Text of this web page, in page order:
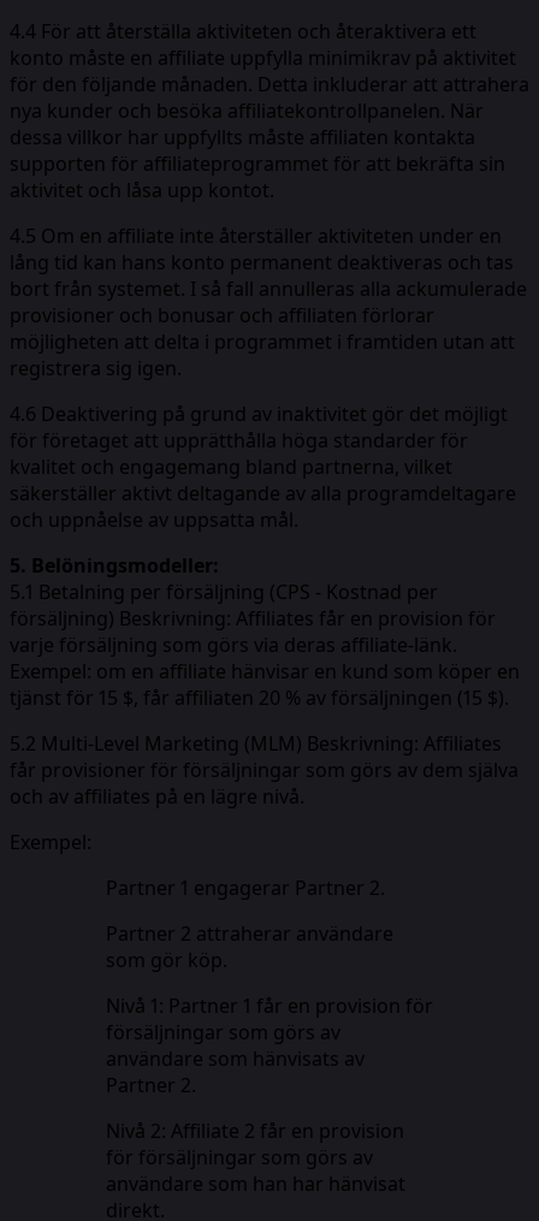
4.4 För att återställa aktiviteten och återaktivera ett
konto måste en affiliate uppfylla minimikrav på aktivitet
för den följande månaden. Detta inkluderar att attrahera
nya kunder och besöka affiliatekontrollpanelen. När
dessa villkor har uppfyllts måste affiliaten kontakta
supporten för affiliateprogrammet för att bekräfta sin
aktivitet och låsa upp kontot.
4.5 Om en affiliate inte återställer aktiviteten under en
lång tid kan hans konto permanent deaktiveras och tas
bort från systemet. I så fall annulleras alla ackumulerade
provisioner och bonusar och affiliaten förlorar
möjligheten att delta i programmet i framtiden utan att
registrera sig igen.
4.6 Deaktivering på grund av inaktivitet gör det möjligt
för företaget att upprätthålla höga standarder för
kvalitet och engagemang bland partnerna, vilket
säkerställer aktivt deltagande av alla programdeltagare
och uppnåelse av uppsatta mål.
5. Belöningsmodeller:
5.1 Betalning per försäljning (CPS - Kostnad per
försäljning) Beskrivning: Affiliates får en provision för
varje försäljning som görs via deras affiliate-länk.
Exempel: om en affiliate hänvisar en kund som köper en
tjänst för 15 $, får affiliaten 20 % av försäljningen (15 $).
5.2 Multi-Level Marketing (MLM) Beskrivning: Affiliates
får provisioner för försäljningar som görs av dem själva
och av affiliates på en lägre nivå.
Exempel:
Partner 1 engagerar Partner 2.
Partner 2 attraherar användare
som gör köp.
Nivå 1: Partner 1 får en provision för
försäljningar som görs av
användare som hänvisats av
Partner 2.
Nivå 2: Affiliate 2 får en provision
för försäljningar som görs av
användare som han har hänvisat
direkt.